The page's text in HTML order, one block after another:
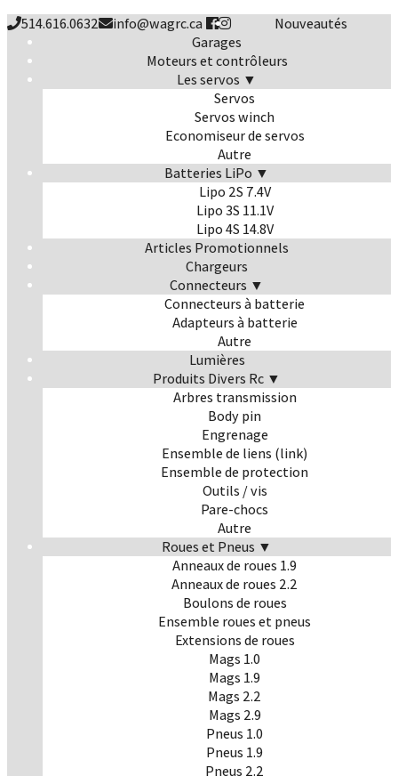
514.616.0632 info@wagrc.ca
Nouveautés
Garages
Moteurs et contrôleurs
Les servos ▼
Servos
Servos winch
Economiseur de servos
Autre
Batteries LiPo ▼
Lipo 2S 7.4V
Lipo 3S 11.1V
Lipo 4S 14.8V
Articles Promotionnels
Chargeurs
Connecteurs ▼
Connecteurs à batterie
Adapteurs à batterie
Autre
Lumières
Produits Divers Rc ▼
Arbres transmission
Body pin
Engrenage
Ensemble de liens (link)
Ensemble de protection
Outils / vis
Pare-chocs
Autre
Roues et Pneus ▼
Anneaux de roues 1.9
Anneaux de roues 2.2
Boulons de roues
Ensemble roues et pneus
Extensions de roues
Mags 1.0
Mags 1.9
Mags 2.2
Mags 2.9
Pneus 1.0
Pneus 1.9
Pneus 2.2